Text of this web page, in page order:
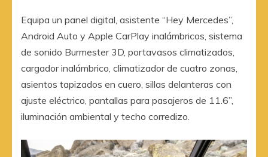
Equipa un panel digital, asistente “Hey Mercedes”,
Android Auto y Apple CarPlay inalámbricos, sistema
de sonido Burmester 3D, portavasos climatizados,
cargador inalámbrico, climatizador de cuatro zonas,
asientos tapizados en cuero, sillas delanteras con
ajuste eléctrico, pantallas para pasajeros de 11.6”,
iluminación ambiental y techo corredizo.